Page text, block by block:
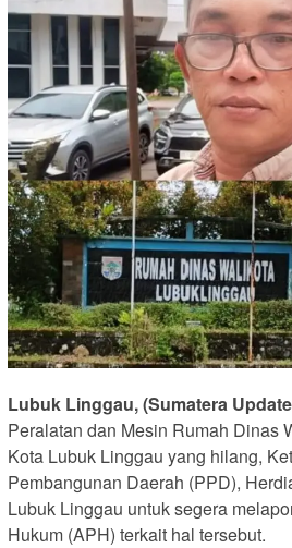
Lubuk Linggau, (Sumatera
Peralatan dan Mesin Rumah Dinas
Kota Lubuk Linggau yang hilang,
Pembangunan Daerah (PPD),
Lubuk Linggau untuk segera
Hukum (APH) terkait hal tersebut.